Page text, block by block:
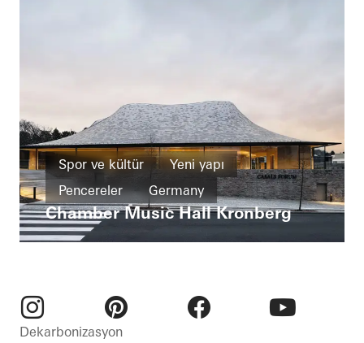
Spor ve kültür
Yeni yapı
Pencereler
Germany
Chamber Music Hall Kronberg
Instagram Pinterest
Dekarbonizasyon